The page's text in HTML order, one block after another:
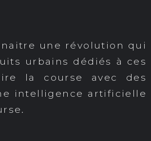
une révolution qui
urbains dédiés à ces
la course avec des
intelligence artificielle